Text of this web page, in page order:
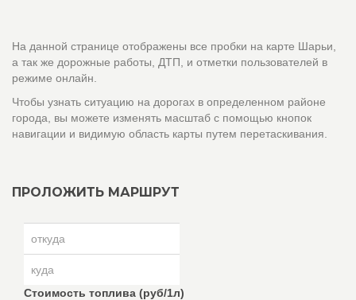
На данной странице отображены все пробки на карте Шарьи,
а так же дорожные работы, ДТП, и отметки пользователей в
режиме онлайн.
Чтобы узнать ситуацию на дорогах в определенном районе
города, вы можете изменять масштаб с помощью кнопок
навигации и видимую область карты путем перетаскивания.
ПРОЛОЖИТЬ МАРШРУТ
Стоимость топлива (руб/1л)